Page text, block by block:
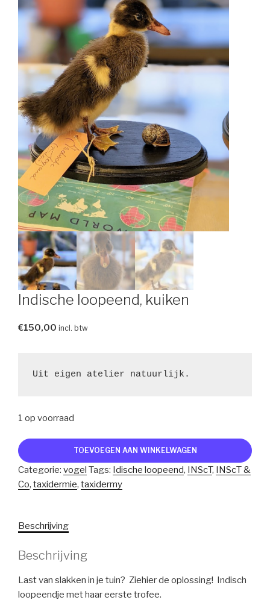
Indische loopeend, kuiken
€150,00 incl. btw
Uit eigen atelier natuurlijk.
1 op voorraad
Indische
loopeend,
kuiken
aantal
TOEVOEGEN AAN WINKELWAGEN
Categorie: vogel Tags: Idische loopeend, INScT, INScT &
Co, taxidermie, taxidermy
Beschrijving
Beschrijving
Last van slakken in je tuin? Ziehier de oplossing! Indisch
loopeendje met haar eerste trofee.